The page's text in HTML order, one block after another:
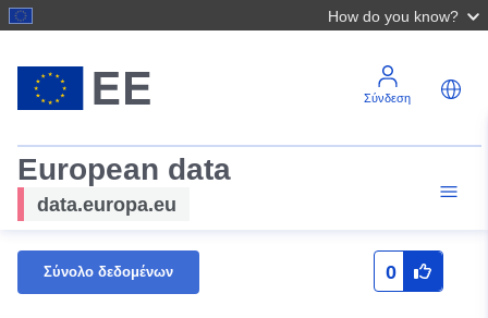
How do you know?
Σύνδεση
European data
data.europa.eu
Σύνολο δεδομένων 0